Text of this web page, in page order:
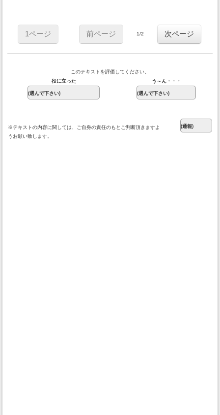
1ページ 前ページ 1/2 次ページ
このテキストを評価してください。
役に立った
う～ん・・・
※テキストの内容に関しては、ご自身の責任のもとご判断頂きますよ
うお願い致します。